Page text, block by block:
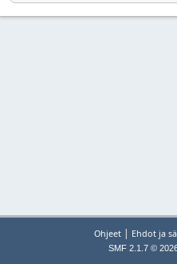
Ohjeet | Ehdot ja
SMF 2.1.7 ©